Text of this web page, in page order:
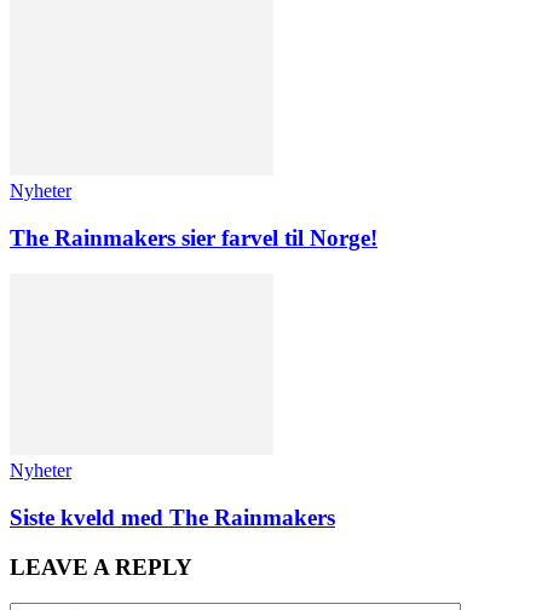
Nyheter
The Rainmakers sier farvel til Norge!
Nyheter
Siste kveld med The Rainmakers
LEAVE A REPLY